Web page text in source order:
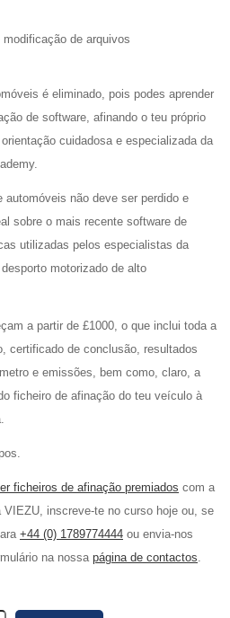
de arquivos
é eliminado, pois podes aprender
de software, afinando o teu próprio
cuidadosa e especializada da
automóveis não deve ser perdido e
sobre o mais recente software de
utilizadas pelos especialistas da
motorizado de alto
a partir de £1000, o que inclui toda a
certificado de conclusão, resultados
e emissões, bem como, claro, a
ficheiro de afinação do teu veículo à
ficheiros de afinação premiados com a
inscreve-te no curso hoje ou, se
+44 (0) 1789774444 ou envia-nos
na nossa página de contactos.